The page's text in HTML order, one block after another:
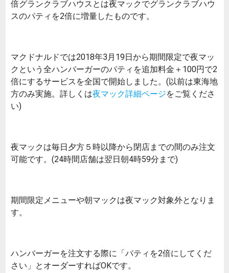
倍グランクラブハウスとは夜マックでグランクラブハウ
スのパティを2倍に増量したものです。
マクドナルドでは2018年3月19日から期間限定で夜マッ
クという全ハンバーガーのパティを追加料金＋100円で2
倍にするサービスを全国で開始しました。(以前は東海地
方のみ実施。詳しくは夜マック詳細ページをご覧くださ
い)
夜マックは毎日夕方５時以降から閉店までの間のみ注文
可能です。(24時間店舗は翌日朝4時59分まで)
期間限定メニューや朝マックは夜マック対象外となりま
す。
ハンバーガーを注文する際に「パティを2倍にしてくだ
さい」とオーダーすればOKです。